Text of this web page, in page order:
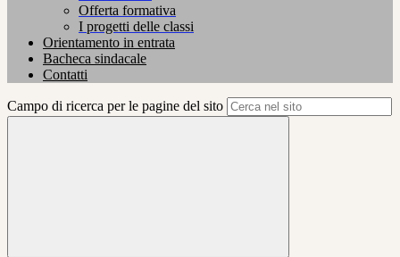
Offerta formativa
I progetti delle classi
Orientamento in entrata
Bacheca sindacale
Contatti
Campo di ricerca per le pagine del sito